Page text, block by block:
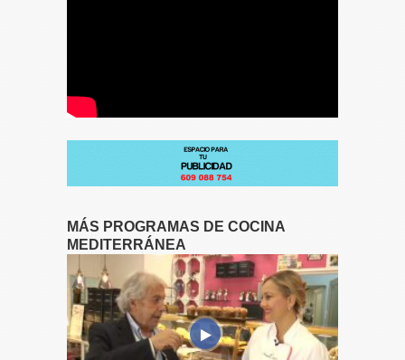
MÁS PROGRAMAS DE COCINA
MEDITERRÁNEA